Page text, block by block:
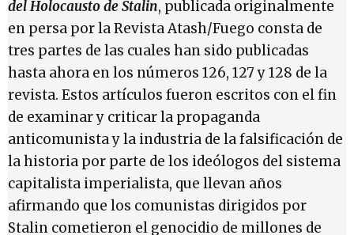
del Holocausto de Stalin, publicada originalmente
en persa por la Revista Atash/Fuego consta de
tres partes de las cuales han sido publicadas
hasta ahora en los números 126, 127 y 128 de la
revista. Estos artículos fueron escritos con el fin
de examinar y criticar la propaganda
anticomunista y la industria de la falsificación de
la historia por parte de los ideólogos del sistema
capitalista imperialista, que llevan años
afirmando que los comunistas dirigidos por
Stalin cometieron el genocidio de millones de